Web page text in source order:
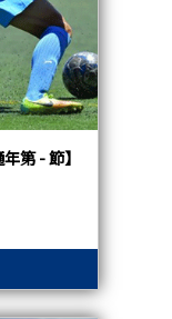
第 - 節】